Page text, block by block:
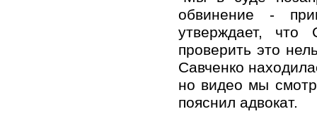
обвинение -
утверждает, что
проверить это
Савченко
но видео мы
пояснил адвокат.